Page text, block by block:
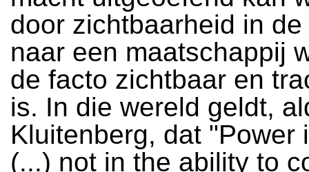
door zichtbaarheid in
naar een maatschappij
de facto zichtbaar en
is. In die wereld geldt,
Kluitenberg, dat "Power
(...) not in the ability to